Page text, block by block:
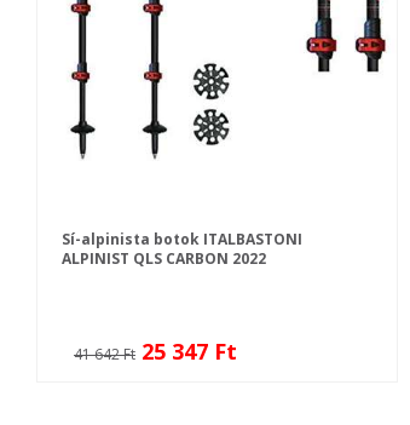
Sí-alpinista botok ITALBASTONI
ALPINIST QLS CARBON 2022
41 642 Ft 25 347 Ft